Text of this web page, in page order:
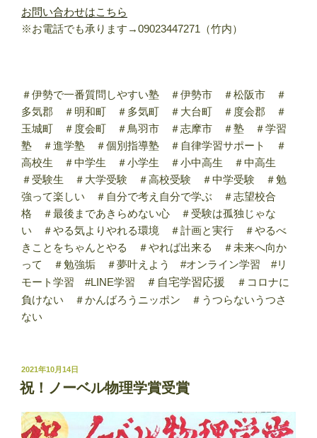
お問い合わせはこちら
※お電話でも承ります→09023447271（竹内）
＃伊勢で一番質問しやすい塾 ＃伊勢市 ＃松阪市 ＃
多気郡 ＃明和町 ＃多気町 ＃大台町 ＃度会郡 ＃
玉城町 ＃度会町 ＃鳥羽市 ＃志摩市 ＃塾 ＃学習
塾 ＃進学塾 ＃個別指導塾 ＃自律学習サポート ＃
高校生 ＃中学生 ＃小学生 ＃小中高生 ＃中高生
＃受験生 ＃大学受験 ＃高校受験 ＃中学受験 ＃勉
強って楽しい ＃自分で考え自分で学ぶ ＃志望校合
格 ＃最後まであきらめない心 ＃受験は孤独じゃな
い ＃やる気よりやれる環境 ＃計画と実行 ＃やるべ
きことをちゃんとやる ＃やれば出来る ＃未来へ向か
って ＃勉強垢 ＃夢叶えよう #オンライン学習 #リ
モート学習 #LINE学習
＃自宅学習応援
＃コロナに
負けない ＃かんばろうニッポン ＃うつらないうつさ
ない
投
稿
日:
2021年10月14日
祝！ノーベル物理学賞受賞